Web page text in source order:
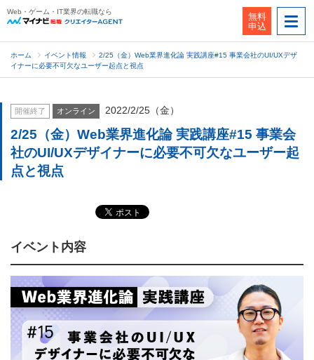
Web・ゲーム・IT業界の転職なら
無料
申込
ホーム イベント情報
2/25（金）Web業界進化論 実践講座#15 事業会社のUI/UXデザ
イナーに必要不可欠なユーザー起点と視点
開催終了 オンライン 2022/2/25（金）
2/25（金）Web業界進化論 実践講座#15 事業会
社のUI/UXデザイナーに必要不可欠なユーザー起
点と視点
イベント内容